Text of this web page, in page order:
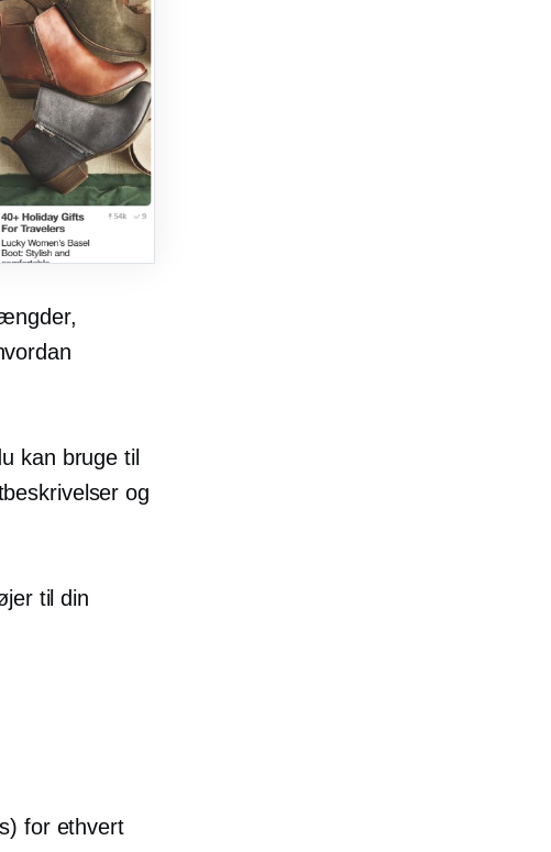
kan bruge til
og
til din
for ethvert